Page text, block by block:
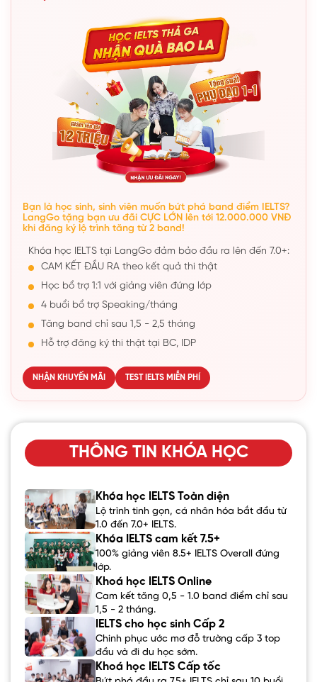
Bạn là học sinh, sinh viên muốn bứt phá band điểm IELTS?
LangGo tặng bạn ưu đãi CỰC LỚN lên tới 12.000.000 VNĐ
khi đăng ký lộ trình tăng từ 2 band!
Khóa học IELTS tại LangGo đảm bảo đầu ra lên đến 7.0+:
CAM KẾT ĐẦU RA theo kết quả thi thật
Học bổ trợ 1:1 với giảng viên đứng lớp
4 buổi bổ trợ Speaking/tháng
Tăng band chỉ sau 1,5 - 2,5 tháng
Hỗ trợ đăng ký thi thật tại BC, IDP
NHẬN KHUYẾN MÃI TEST IELTS MIỄN PHÍ
THÔNG TIN KHÓA HỌC
Khóa học IELTS Toàn diện
Lộ trình tinh gọn, cá nhân hóa bắt đầu từ
1.0 đến 7.0+ IELTS.
Khóa IELTS cam kết 7.5+
100% giảng viên 8.5+ IELTS Overall đứng
lớp.
Khoá học IELTS Online
Cam kết tăng 0,5 - 1.0 band điểm chỉ sau
1,5 - 2 tháng.
IELTS cho học sinh Cấp 2
Chinh phục ước mơ đỗ trường cấp 3 top
đầu và đi du học sớm.
Khoá học IELTS Cấp tốc